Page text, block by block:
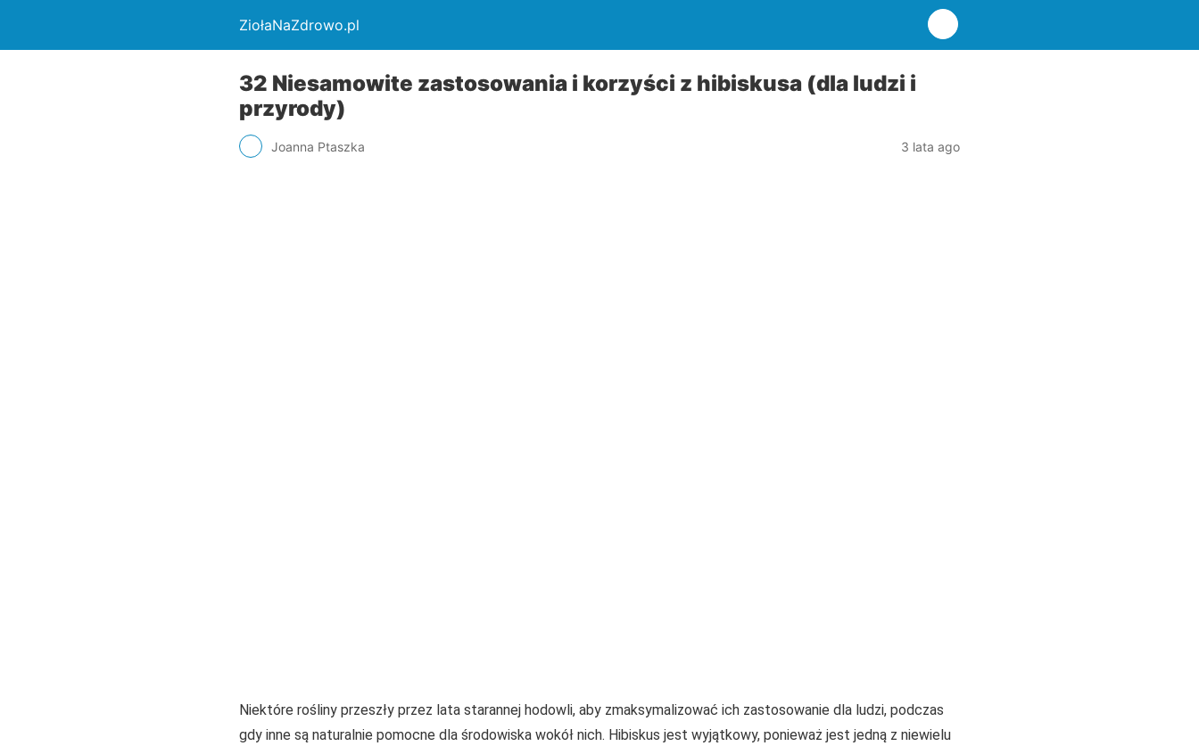
ZiołaNaZdrowo.pl
32 Niesamowite zastosowania i korzyści z hibiskusa (dla ludzi i
przyrody)
Joanna Ptaszka 3 lata ago
Niektóre rośliny przeszły przez lata starannej hodowli, aby zmaksymalizować ich zastosowanie dla ludzi, podczas
gdy inne są naturalnie pomocne dla środowiska wokół nich. Hibiskus jest wyjątkowy, ponieważ jest jedną z niewielu